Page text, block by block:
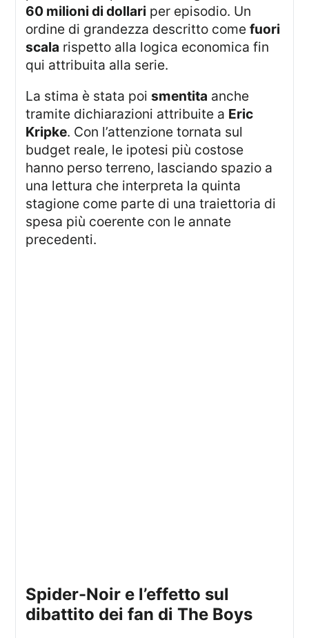
60 milioni di dollari per episodio. Un
ordine di grandezza descritto comefuori
scala rispetto alla logica economica fin
qui attribuita alla serie.
La stima è stata poismentita anche
tramite dichiarazioni attribuite a Eric
Kripke. Con l’attenzione tornata sul
budget reale, le ipotesi più costose
hanno perso terreno, lasciando spazio a
una lettura che interpreta la quinta
stagione come parte di una traiettoria di
spesa più coerente con le annate
precedenti.
Spider-Noir e l’effetto sul
dibattito dei fan di The Boys